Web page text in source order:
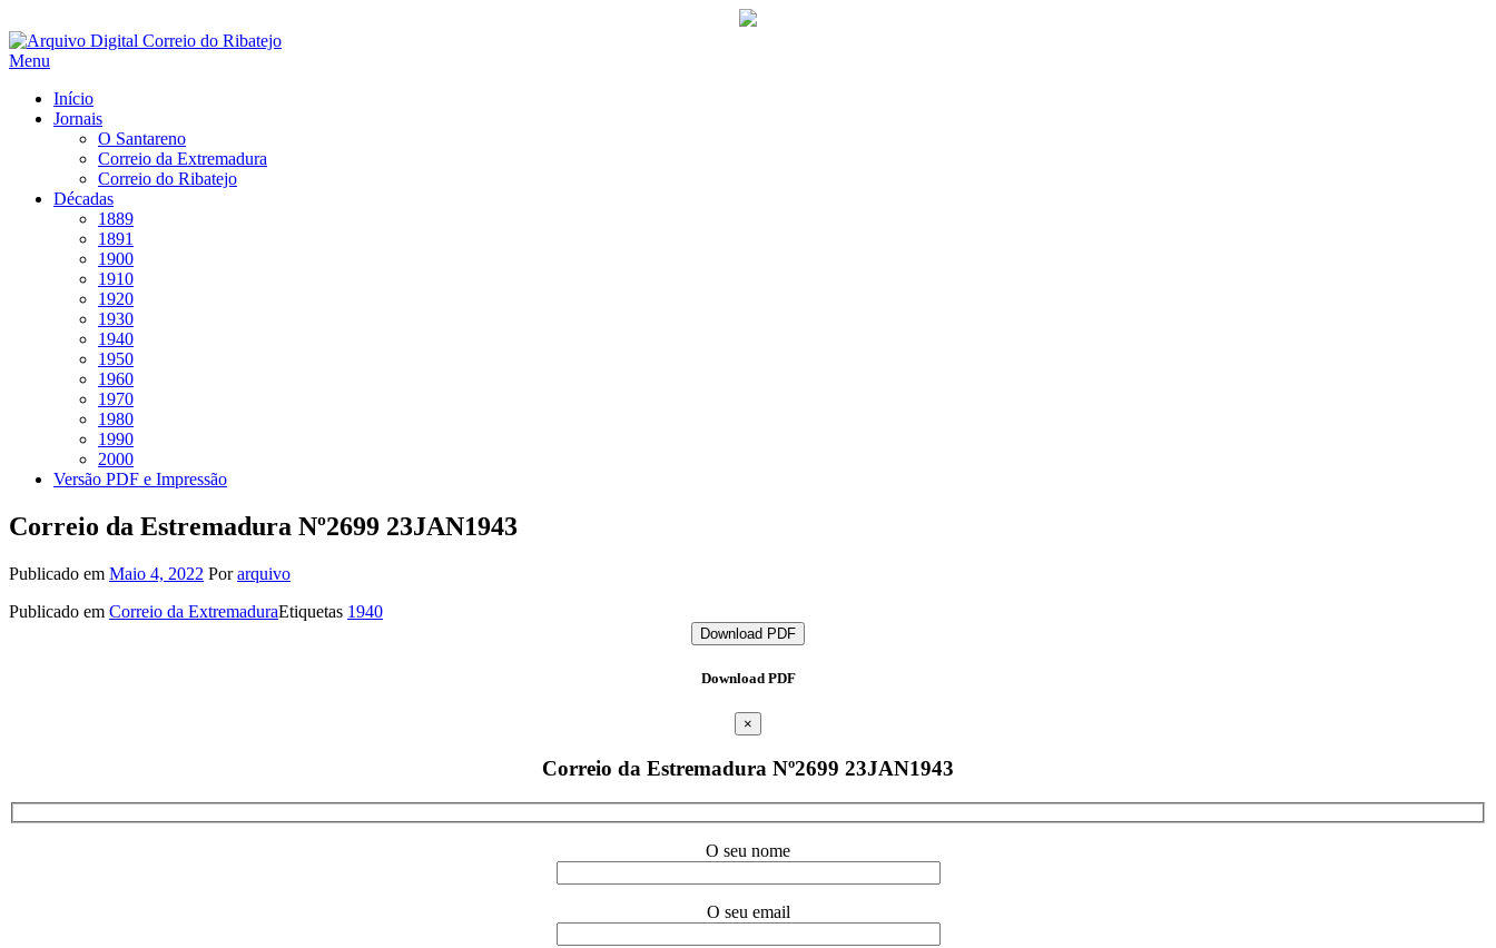
Saltar
para
Menu
Início
Jornais
O Santareno
Correio da Extremadura
Correio do Ribatejo
Décadas
1889
1891
1900
1910
1920
1930
1940
1950
1960
1970
1980
1990
2000
Versão PDF e Impressão
Correio da Estremadura Nº2699 23JAN1943
Publicado em Maio 4, 2022 Porarquivo
Publicado em Correio da ExtremaduraEtiquetas 1940
Download PDF
Download PDF
×
Correio da Estremadura Nº2699 23JAN1943
O seu nome
O seu email